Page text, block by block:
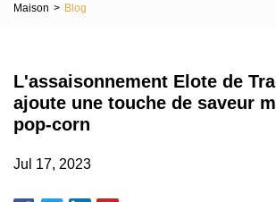
Maison > Blog
L'assaisonnement Elote de
ajoute une touche de saveur
pop-corn
Jul 17, 2023